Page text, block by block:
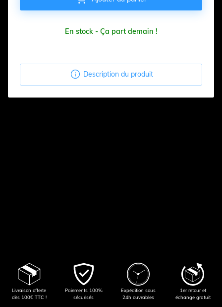
En stock - Ça part demain !
 Description du produit
Livraison offerte
dès 100€ TTC !
Paiements 100%
sécurisés
Expédition sous
24h ouvrables
1er retour et
échange gratuit